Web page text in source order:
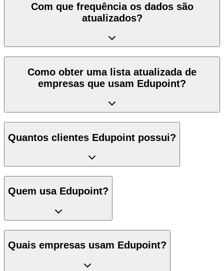
Com que frequência os dados são
atualizados?
Como obter uma lista atualizada de
empresas que usam Edupoint?
Quantos clientes Edupoint possui?
Quem usa Edupoint?
Quais empresas usam Edupoint?